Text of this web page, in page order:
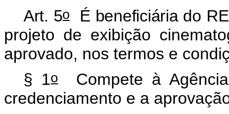
Art. 5oÉ beneficiária do
projeto de exibição
aprovado, nos termos e
§ 1oCompete à Agência
credenciamento e a